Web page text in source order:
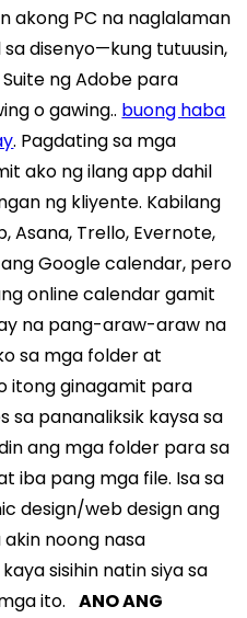
akong PC na naglalaman
disenyo—kung tutuusin,
ng Adobe para
o gawing.. buong haba
. Pagdating sa mga
ako ng ilang app dahil
ng kliyente. Kabilang
Asana, Trello, Evernote,
Google calendar, pero
online calendar gamit
na pang-araw-araw na
sa mga folder at
itong ginagamit para
sa pananaliksik kaysa sa
ang mga folder para sa
iba pang mga file. Isa sa
design/web design ang
noong nasa
sisihin natin siya sa
ito. ANO ANG